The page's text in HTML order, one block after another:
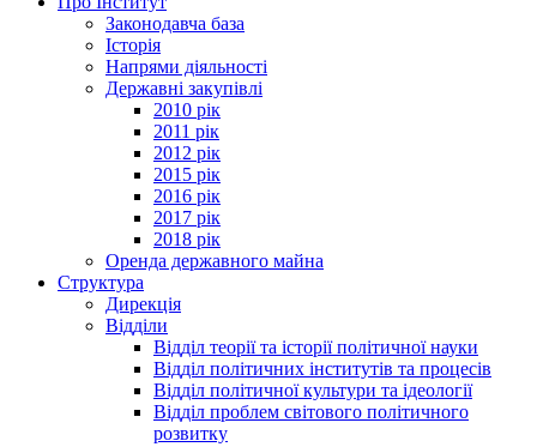
Законодавча база
Історія
Напрями діяльності
Державні закупівлі
2010 рік
2011 рік
2012 рік
2015 рік
2016 рік
2017 рік
2018 рік
Оренда державного майна
Структура
Дирекція
Відділи
Відділ теорії та історії політичної науки
Відділ політичних інститутів та процесів
Відділ політичної культури та ідеології
Відділ проблем світового політичного
розвитку